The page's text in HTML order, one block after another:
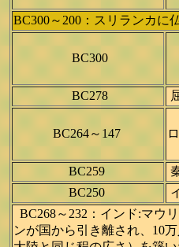
BC300～200：スリランカに
BC300
BC278
BC264～147
BC259
BC250
BC268～232：インド:マウ
ンが国から引き離され、10